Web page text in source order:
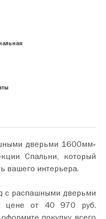
дверьми 1600мм»
Спальни, который
вашего интерьера.
с распашными дверьми
цене от 40 970 руб.